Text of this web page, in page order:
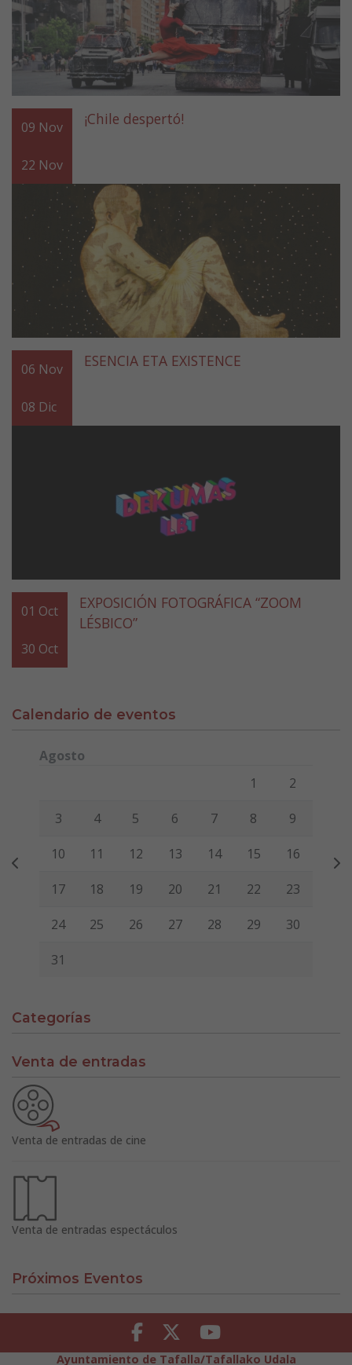
09 Nov
22 Nov
¡Chile despertó!
06 Nov
08 Dic
ESENCIA ETA EXISTENCE
01 Oct
30 Oct
EXPOSICIÓN FOTOGRÁFICA “ZOOM
LÉSBICO”
Calendario de eventos
Agosto
Viernes Sábado
1 2
3 4 5 6 7 8 9
10 11 12 13 14 15 16
17 18 19 20 21 22 23
24 25 26 27 28 29 30
31
Categorías
Venta de entradas
Venta de entradas de cine
Venta de entradas espectáculos
Próximos Eventos
Facebook Twitter Youtube
Ayuntamiento de Tafalla/Tafallako Udala